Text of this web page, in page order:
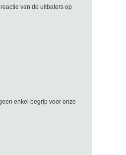
van de uitbaters op
enkel begrip voor onze